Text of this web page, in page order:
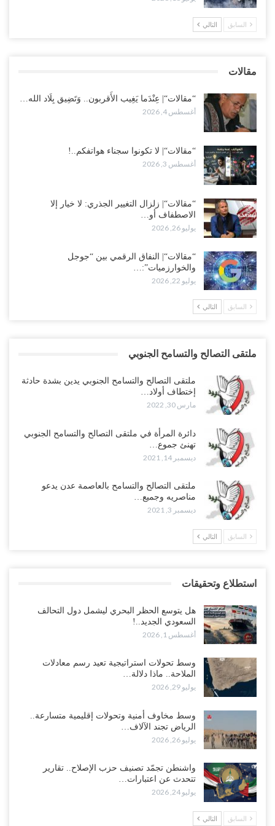
لإشعال حرب..!
أغسطس 2, 2026
أغسطس 2, 2026
السابق التالي
مقالات
“مقالات“| عِنْدَما يَغِيب الأَقربون.. وَتَضِيق بِلَاد الله…
أغسطس 4, 2026
“مقالات“| لا تكونوا سجناء هواتفكم..!
أغسطس 3, 2026
“مقالات“| زلزال التغيير الجذري: لا خيار إلا
الاصطفاف أو…
يوليو 26, 2026
“مقالات“| النفاق الرقمي بين “جوجل
والخوارزميات”:…
يوليو 22, 2026
السابق التالي
ملتقى التصالح والتسامح الجنوبي
ملتقى التصالح والتسامح الجنوبي يدين بشدة حادثة
إختطاف أولاد…
مارس 30, 2022
دائرة المرأة في ملتقى التصالح والتسامح الجنوبي
تهنئ جموع…
ديسمبر 14, 2021
ملتقى التصالح والتسامح بالعاصمة عدن يدعو
مناصريه وجميع…
ديسمبر 3, 2021
السابق التالي
استطلاع وتحقيقات
هل يتوسع الحظر البحري ليشمل دول التحالف
السعودي الجديد..!
أغسطس 1, 2026
وسط تحولات استراتيجية تعيد رسم معادلات
الملاحة.. ماذا دلالة…
يوليو 29, 2026
وسط مخاوف أمنية وتحولات إقليمية متسارعة..
الرياض تجند الآلاف…
يوليو 26, 2026
واشنطن تجمّد تصنيف حزب الإصلاح.. تقارير
تتحدث عن اعتبارات…
يوليو 24, 2026
السابق التالي